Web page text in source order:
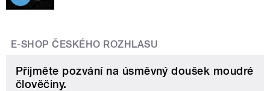
E-SHOP ČESKÉHO ROZHLASU
Přijměte pozvání na úsměvný doušek moudré
člověčiny.